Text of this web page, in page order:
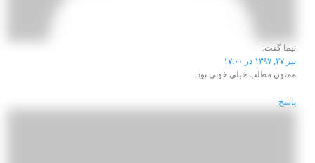
نیما گفت:
تیر ۲۷, ۱۳۹۷ در ۱۷:۰۰
ممنون مطلب خیلی خوبی بود.
پاسخ